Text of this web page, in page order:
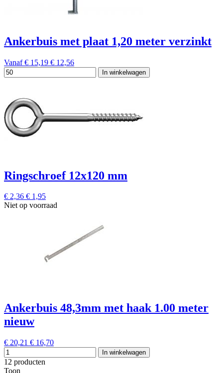
Ankerbuis met plaat 1,20 meter verzinkt
Vanaf € 15,19 € 12,56
In winkelwagen
Ringschroef 12x120 mm
€ 2,36 € 1,95
Niet op voorraad
Ankerbuis 48,3mm met haak 1.00 meter
nieuw
€ 20,21 € 16,70
In winkelwagen
12 producten
Toon